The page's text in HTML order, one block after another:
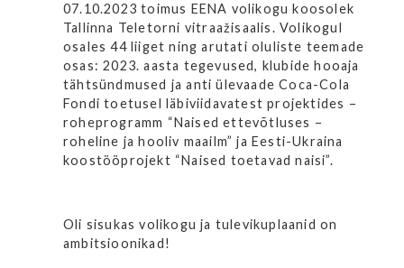
07.10.2023 toimus EENA volikogu koosolek
Tallinna Teletorni vitraažisaalis. Volikogul
osales 44 liiget ning arutati oluliste teemade
osas: 2023. aasta tegevused, klubide hooaja
tähtsündmused ja anti ülevaade Coca-Cola
Fondi toetusel läbiviidavatest projektides –
roheprogramm “Naised ettevõtluses –
roheline ja hooliv maailm” ja Eesti-Ukraina
koostööprojekt “Naised toetavad naisi”.
Oli sisukas volikogu ja tulevikuplaanid on
ambitsioonikad!